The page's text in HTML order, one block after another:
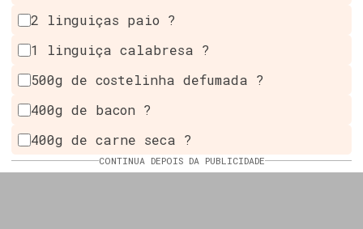
2 linguiças paio ?
1 linguiça calabresa ?
500g de costelinha defumada ?️
400g de bacon ?
400g de carne seca ?
CONTINUA DEPOIS DA PUBLICIDADE